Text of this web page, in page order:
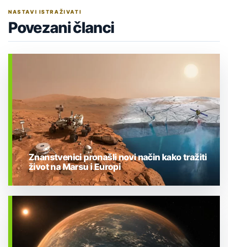
NASTAVI ISTRAŽIVATI
Povezani članci
Znanstvenici pronašli novi način kako tražiti
život na Marsu i Europi